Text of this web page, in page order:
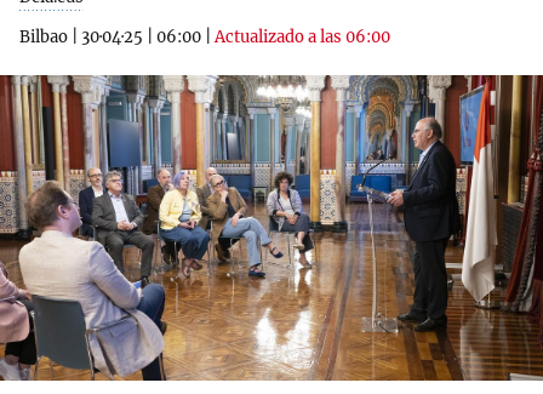
Bilbao
30·04·25 06:00 |Actualizado a las 06:00